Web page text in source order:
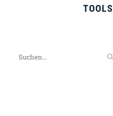
TOOLS